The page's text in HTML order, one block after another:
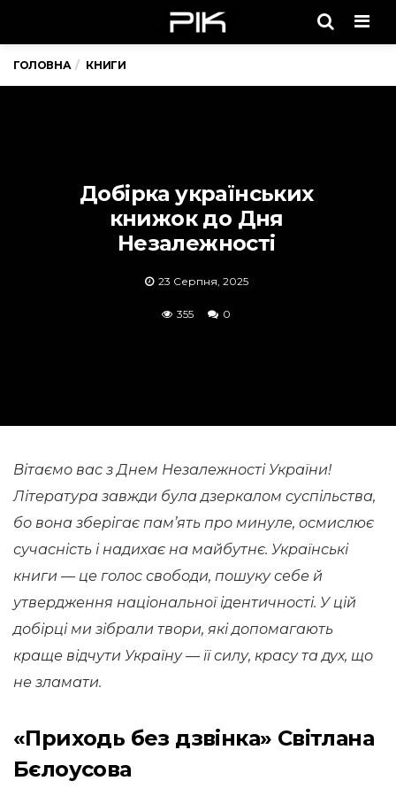
ГОЛОВНА КНИГИ
Добірка українських
книжок до Дня
Незалежності
23 Серпня, 2025
355 0
Вітаємо вас з Днем Незалежності України!
Література завжди була дзеркалом суспільства,
бо вона зберігає пам’ять про минуле, осмислює
сучасність і надихає на майбутнє. Українські
книги — це голос свободи, пошуку себе й
утвердження національної ідентичності. У цій
добірці ми зібрали твори, які допомагають
краще відчути Україну — її силу, красу та дух, що
не зламати.
«Приходь без дзвінка» Світлана
Бєлоусова